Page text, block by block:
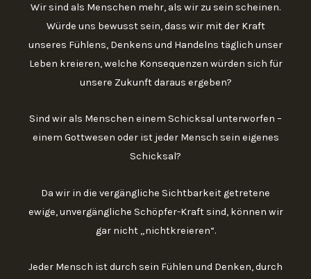
Wir sind als Menschen mehr, als wir zu sein scheinen.
Würde uns bewusst sein, dass wir mit der Kraft
unseres Fühlens, Denkens und Handelns täglich unser
Leben kreieren, welche Konsequenzen würden sich für
unsere Zukunft daraus ergeben?
Sind wir als Menschen einem Schicksal unterworfen –
einem Gottwesen oder ist jeder Mensch sein eigenes
Schicksal?
Da wir in die vergängliche Sichtbarkeit getretene
ewige, unvergängliche Schöpfer-Kraft sind, können wir
gar nicht „nichtkreieren“.
Jeder Mensch ist durch sein Fühlen und Denken, durch